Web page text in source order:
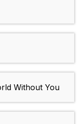
Without You